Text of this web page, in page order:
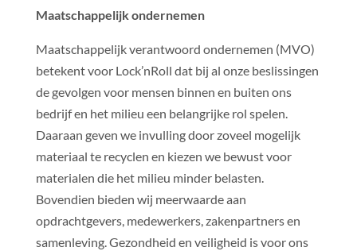
Maatschappelijk ondernemen
Maatschappelijk verantwoord ondernemen (MVO)
betekent voor Lock’nRoll dat bij al onze beslissingen
de gevolgen voor mensen binnen en buiten ons
bedrijf en het milieu een belangrijke rol spelen.
Daaraan geven we invulling door zoveel mogelijk
materiaal te recyclen en kiezen we bewust voor
materialen die het milieu minder belasten.
Bovendien bieden wij meerwaarde aan
opdrachtgevers, medewerkers, zakenpartners en
samenleving. Gezondheid en veiligheid is voor ons